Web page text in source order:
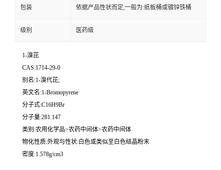
包装 依据产品性状而定,一般为:纸板桶或镀锌铁桶
级别 医药级
1-溴芘
CAS:1714-29-0
别名:1-溴代芘;
英文名:1-Bromopyrene
分子式:C16H9Br
分子量:281.147
类别:农用化学品>农药中间体>农药中间体
物化性质:外观与性状:白色或类似至白色结晶粉末
密度:1.578g/cm3